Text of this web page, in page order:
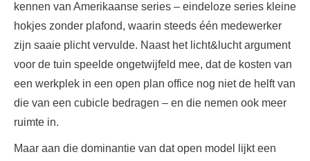
kennen van Amerikaanse series – eindeloze series kleine
hokjes zonder plafond, waarin steeds één medewerker
zijn saaie plicht vervulde. Naast het licht&lucht argument
voor de tuin speelde ongetwijfeld mee, dat de kosten van
een werkplek in een open plan office nog niet de helft van
die van een cubicle bedragen – en die nemen ook meer
ruimte in.
Maar aan die dominantie van dat open model lijkt een